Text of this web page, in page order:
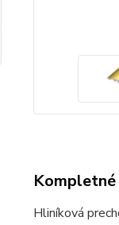
Hliníková